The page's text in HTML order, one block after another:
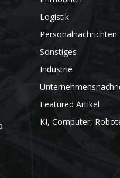
Logistik
Personalnachrichten
Sonstiges
Industrie
Featured Artikel
KI, Computer,